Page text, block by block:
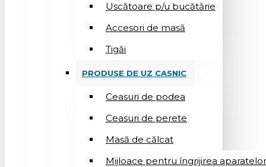
Uscătoare p/u bucătărie
Accesori de masă
Tigăi
PRODUSE DE UZ CASNIC
Ceasuri de podea
Ceasuri de perete
Masă de călcat
Mijloace pentru îngrijirea